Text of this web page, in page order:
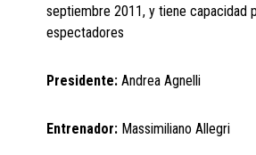
septiembre 2011, y tiene capacidad
espectadores
Presidente: Andrea Agnelli
Entrenador: Massimiliano Allegri